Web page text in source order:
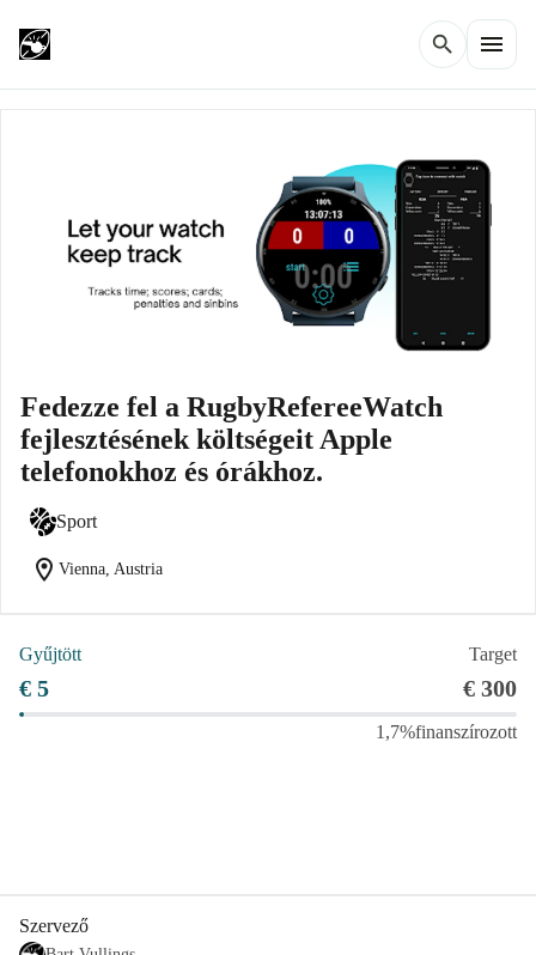
search menu
Fedezze fel a RugbyRefereeWatch
fejlesztésének költségeit Apple
telefonokhoz és órákhoz.
Sport
location_on Vienna, Austria
Gyűjtött Target
€ 5 € 300
1,7%finanszírozott
Szervező